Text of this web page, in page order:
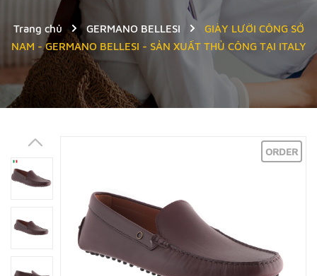
Trang chủ GERMANO BELLESI
GIÀY LƯỜI CÔNG SỞ
NAM - GERMANO BELLESI - SẢN XUẤT THỦ CÔNG TẠI ITALY
ORDER